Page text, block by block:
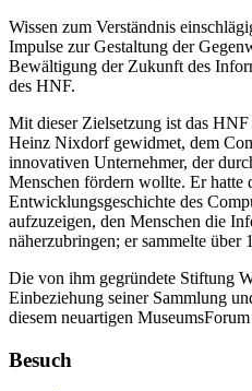
Wissen zum Verständnis
Impulse zur Gestaltung der
Bewältigung der Zukunft des
des HNF.
Mit dieser Zielsetzung ist das
Heinz Nixdorf gewidmet, dem
innovativen Unternehmer, der
Menschen fördern wollte. Er hatte
Entwicklungsgeschichte des
aufzuzeigen, den Menschen die
näherzubringen; er sammelte über
Die von ihm gegründete Stiftung
Einbeziehung seiner Sammlung
diesem neuartigen
Besuch